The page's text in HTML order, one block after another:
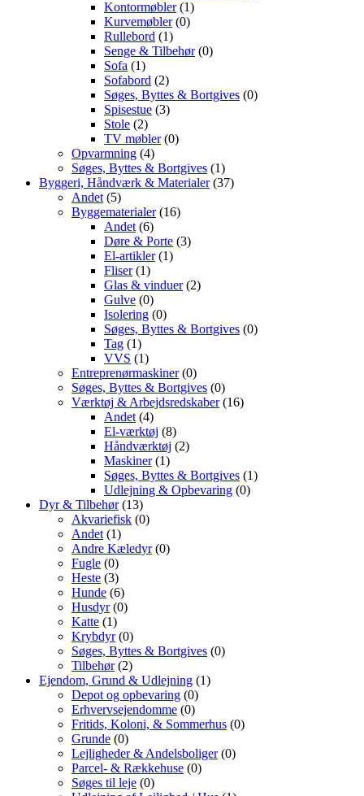
Kontormøbler(1)
Kurvemøbler(0)
Rullebord (1)
Senge & Tilbehør(0)
Sofa (1)
Sofabord (2)
Søges, Byttes & Bortgives (0)
Spisestue (3)
Stole (2)
TV møbler(0)
Opvarmning (4)
Søges, Byttes & Bortgives (1)
Byggeri, Håndværk & Materialer(37)
Andet (5)
Byggematerialer(16)
Andet (6)
Døre & Porte (3)
El-artikler(1)
Fliser(1)
Glas & vinduer(2)
Gulve (0)
Isolering (0)
Søges, Byttes & Bortgives (0)
Tag (1)
VVS (1)
Entreprenørmaskiner(0)
Søges, Byttes & Bortgives (0)
Værktøj & Arbejdsredskaber(16)
Andet (4)
El-værktøj (8)
Håndværktøj (2)
Maskiner(1)
Søges, Byttes & Bortgives (1)
Udlejning & Opbevaring (0)
Dyr & Tilbehør(13)
Akvariefisk (0)
Andet (1)
Andre Kæledyr(0)
Fugle (0)
Heste (3)
Hunde (6)
Husdyr(0)
Katte (1)
Krybdyr(0)
Søges, Byttes & Bortgives (0)
Tilbehør(2)
Ejendom, Grund & Udlejning (1)
Depot og opbevaring (0)
Erhvervsejendomme (0)
Fritids, Koloni, & Sommerhus (0)
Grunde (0)
Lejligheder & Andelsboliger(0)
Parcel- & Rækkehuse (0)
Søges til leje (0)